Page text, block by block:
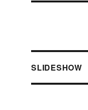
SLIDESHOW